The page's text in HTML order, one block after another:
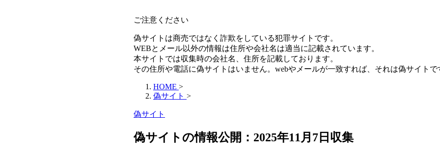
ご注意ください
偽サイトは商売ではなく詐欺をしている犯罪サイトです。
WEBとメール以外の情報は住所や会社名は適当に記載されています。
本サイトでは収集時の会社名、住所を記載しております。
その住所や電話に偽サイトはいません。webやメールが一致すれば、それは偽サイトで
HOME >
偽サイト >
偽サイト
偽サイトの情報公開：2025年11月7日収集